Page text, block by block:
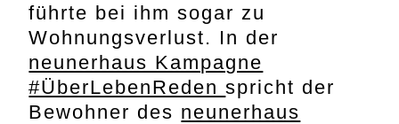
führte bei ihm sogar zu
Wohnungsverlust. In der
neunerhaus Kampagne
#ÜberLebenRedenspricht der
Bewohner des neunerhaus